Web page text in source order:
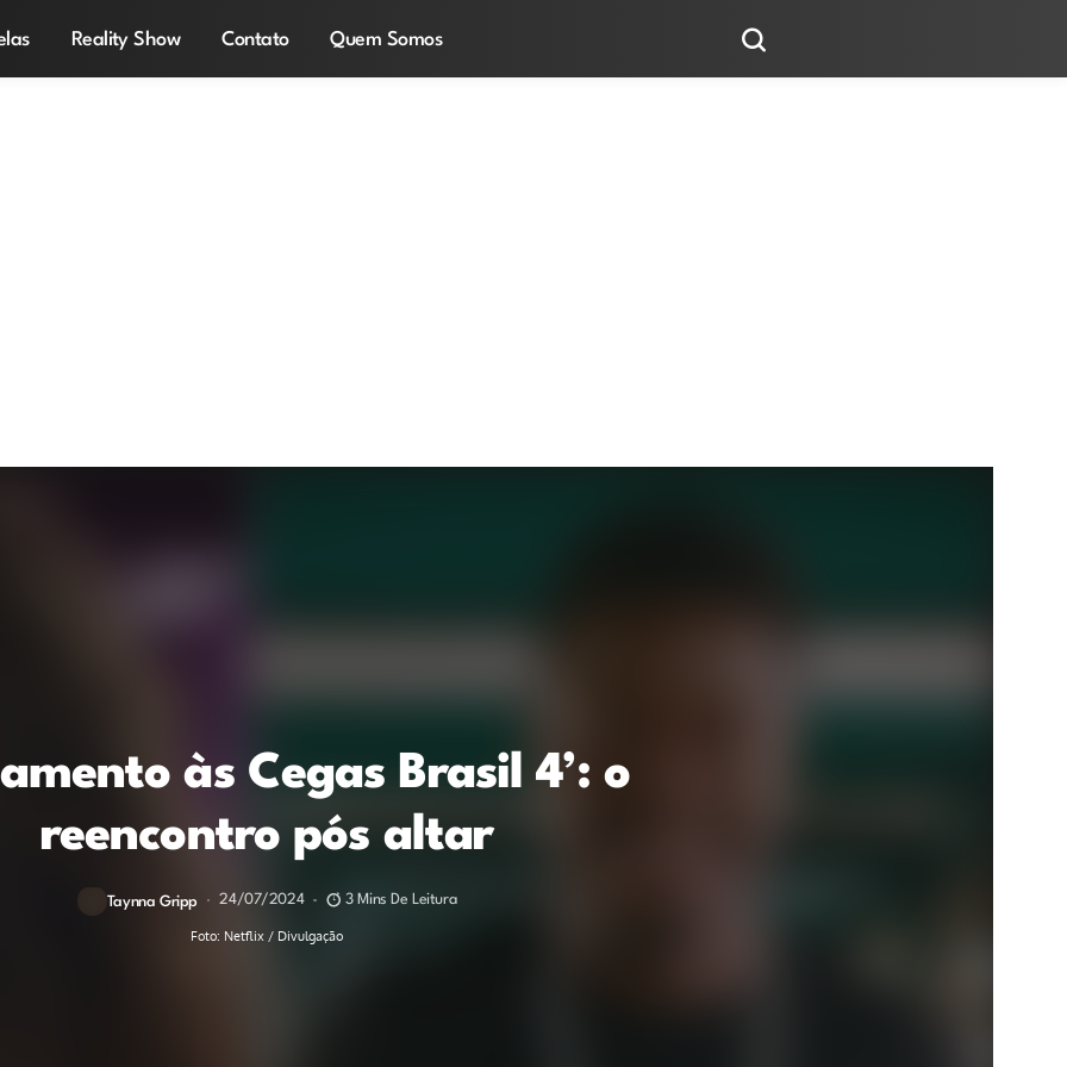
Reality Show Contato Quem Somos
às Cegas Brasil 4’: o
reencontro pós altar
Taynna Gripp 24/07/2024 3 Mins De Leitura
Foto: Netflix / Divulgação